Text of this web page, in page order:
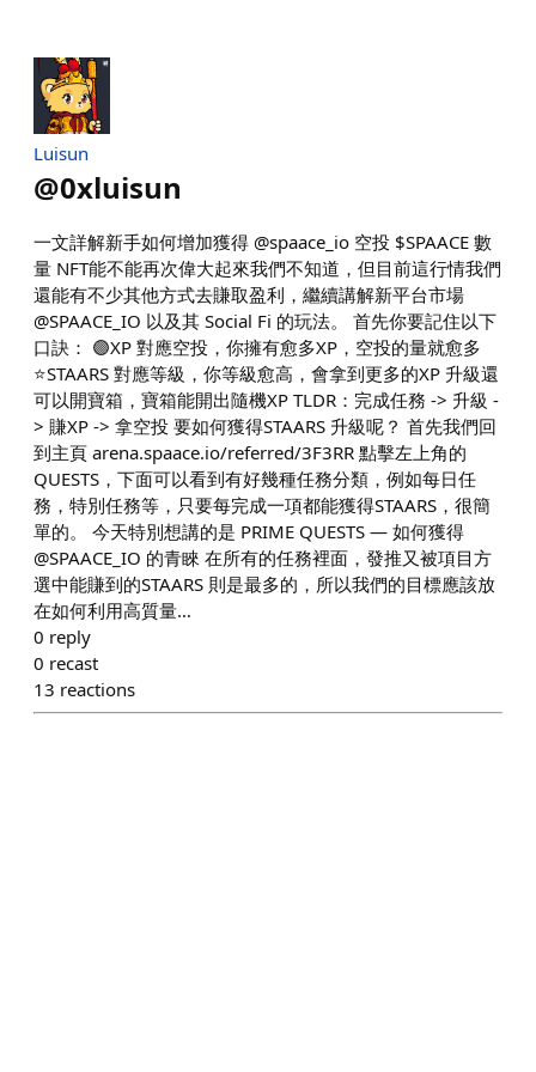
Luisun
@0xluisun
一文詳解新手如何增加獲得 @spaace_io 空投 $SPAACE 數
量 NFT能不能再次偉大起來我們不知道，但目前這行情我們
還能有不少其他方式去賺取盈利，繼續講解新平台市場
@SPAACE_IO 以及其 Social Fi 的玩法。 首先你要記住以下
口訣： 🟣XP 對應空投，你擁有愈多XP，空投的量就愈多
⭐️STAARS 對應等級，你等級愈高，會拿到更多的XP 升級還
可以開寶箱，寶箱能開出隨機XP TLDR：完成任務 -> 升級 -
> 賺XP -> 拿空投 要如何獲得STAARS 升級呢？ 首先我們回
到主頁 arena.spaace.io/referred/3F3RR 點擊左上角的
QUESTS，下面可以看到有好幾種任務分類，例如每日任
務，特別任務等，只要每完成一項都能獲得STAARS，很簡
單的。 今天特別想講的是 PRIME QUESTS — 如何獲得
@SPAACE_IO 的青睞 在所有的任務裡面，發推又被項目方
選中能賺到的STAARS 則是最多的，所以我們的目標應該放
在如何利用高質量…
0 reply
0 recast
13 reactions